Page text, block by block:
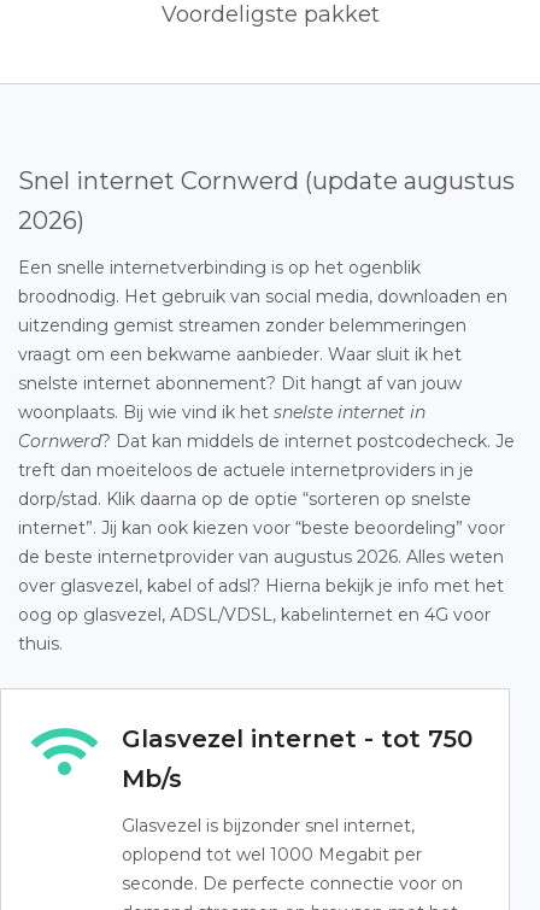
Voordeligste pakket
Snel internet Cornwerd (update augustus
2026)
Een snelle internetverbinding is op het ogenblik
broodnodig. Het gebruik van social media, downloaden en
uitzending gemist streamen zonder belemmeringen
vraagt om een bekwame aanbieder. Waar sluit ik het
snelste internet abonnement? Dit hangt af van jouw
woonplaats. Bij wie vind ik het snelste internet in
Cornwerd? Dat kan middels de internet postcodecheck. Je
treft dan moeiteloos de actuele internetproviders in je
dorp/stad. Klik daarna op de optie “sorteren op snelste
internet”. Jij kan ook kiezen voor “beste beoordeling” voor
de beste internetprovider van augustus 2026. Alles weten
over glasvezel, kabel of adsl? Hierna bekijk je info met het
oog op glasvezel, ADSL/VDSL, kabelinternet en 4G voor
thuis.
Glasvezel internet - tot 750
Mb/s
Glasvezel is bijzonder snel internet,
oplopend tot wel 1000 Megabit per
seconde. De perfecte connectie voor on